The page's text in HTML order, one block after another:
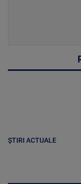
ȘTIRI ACTUALE